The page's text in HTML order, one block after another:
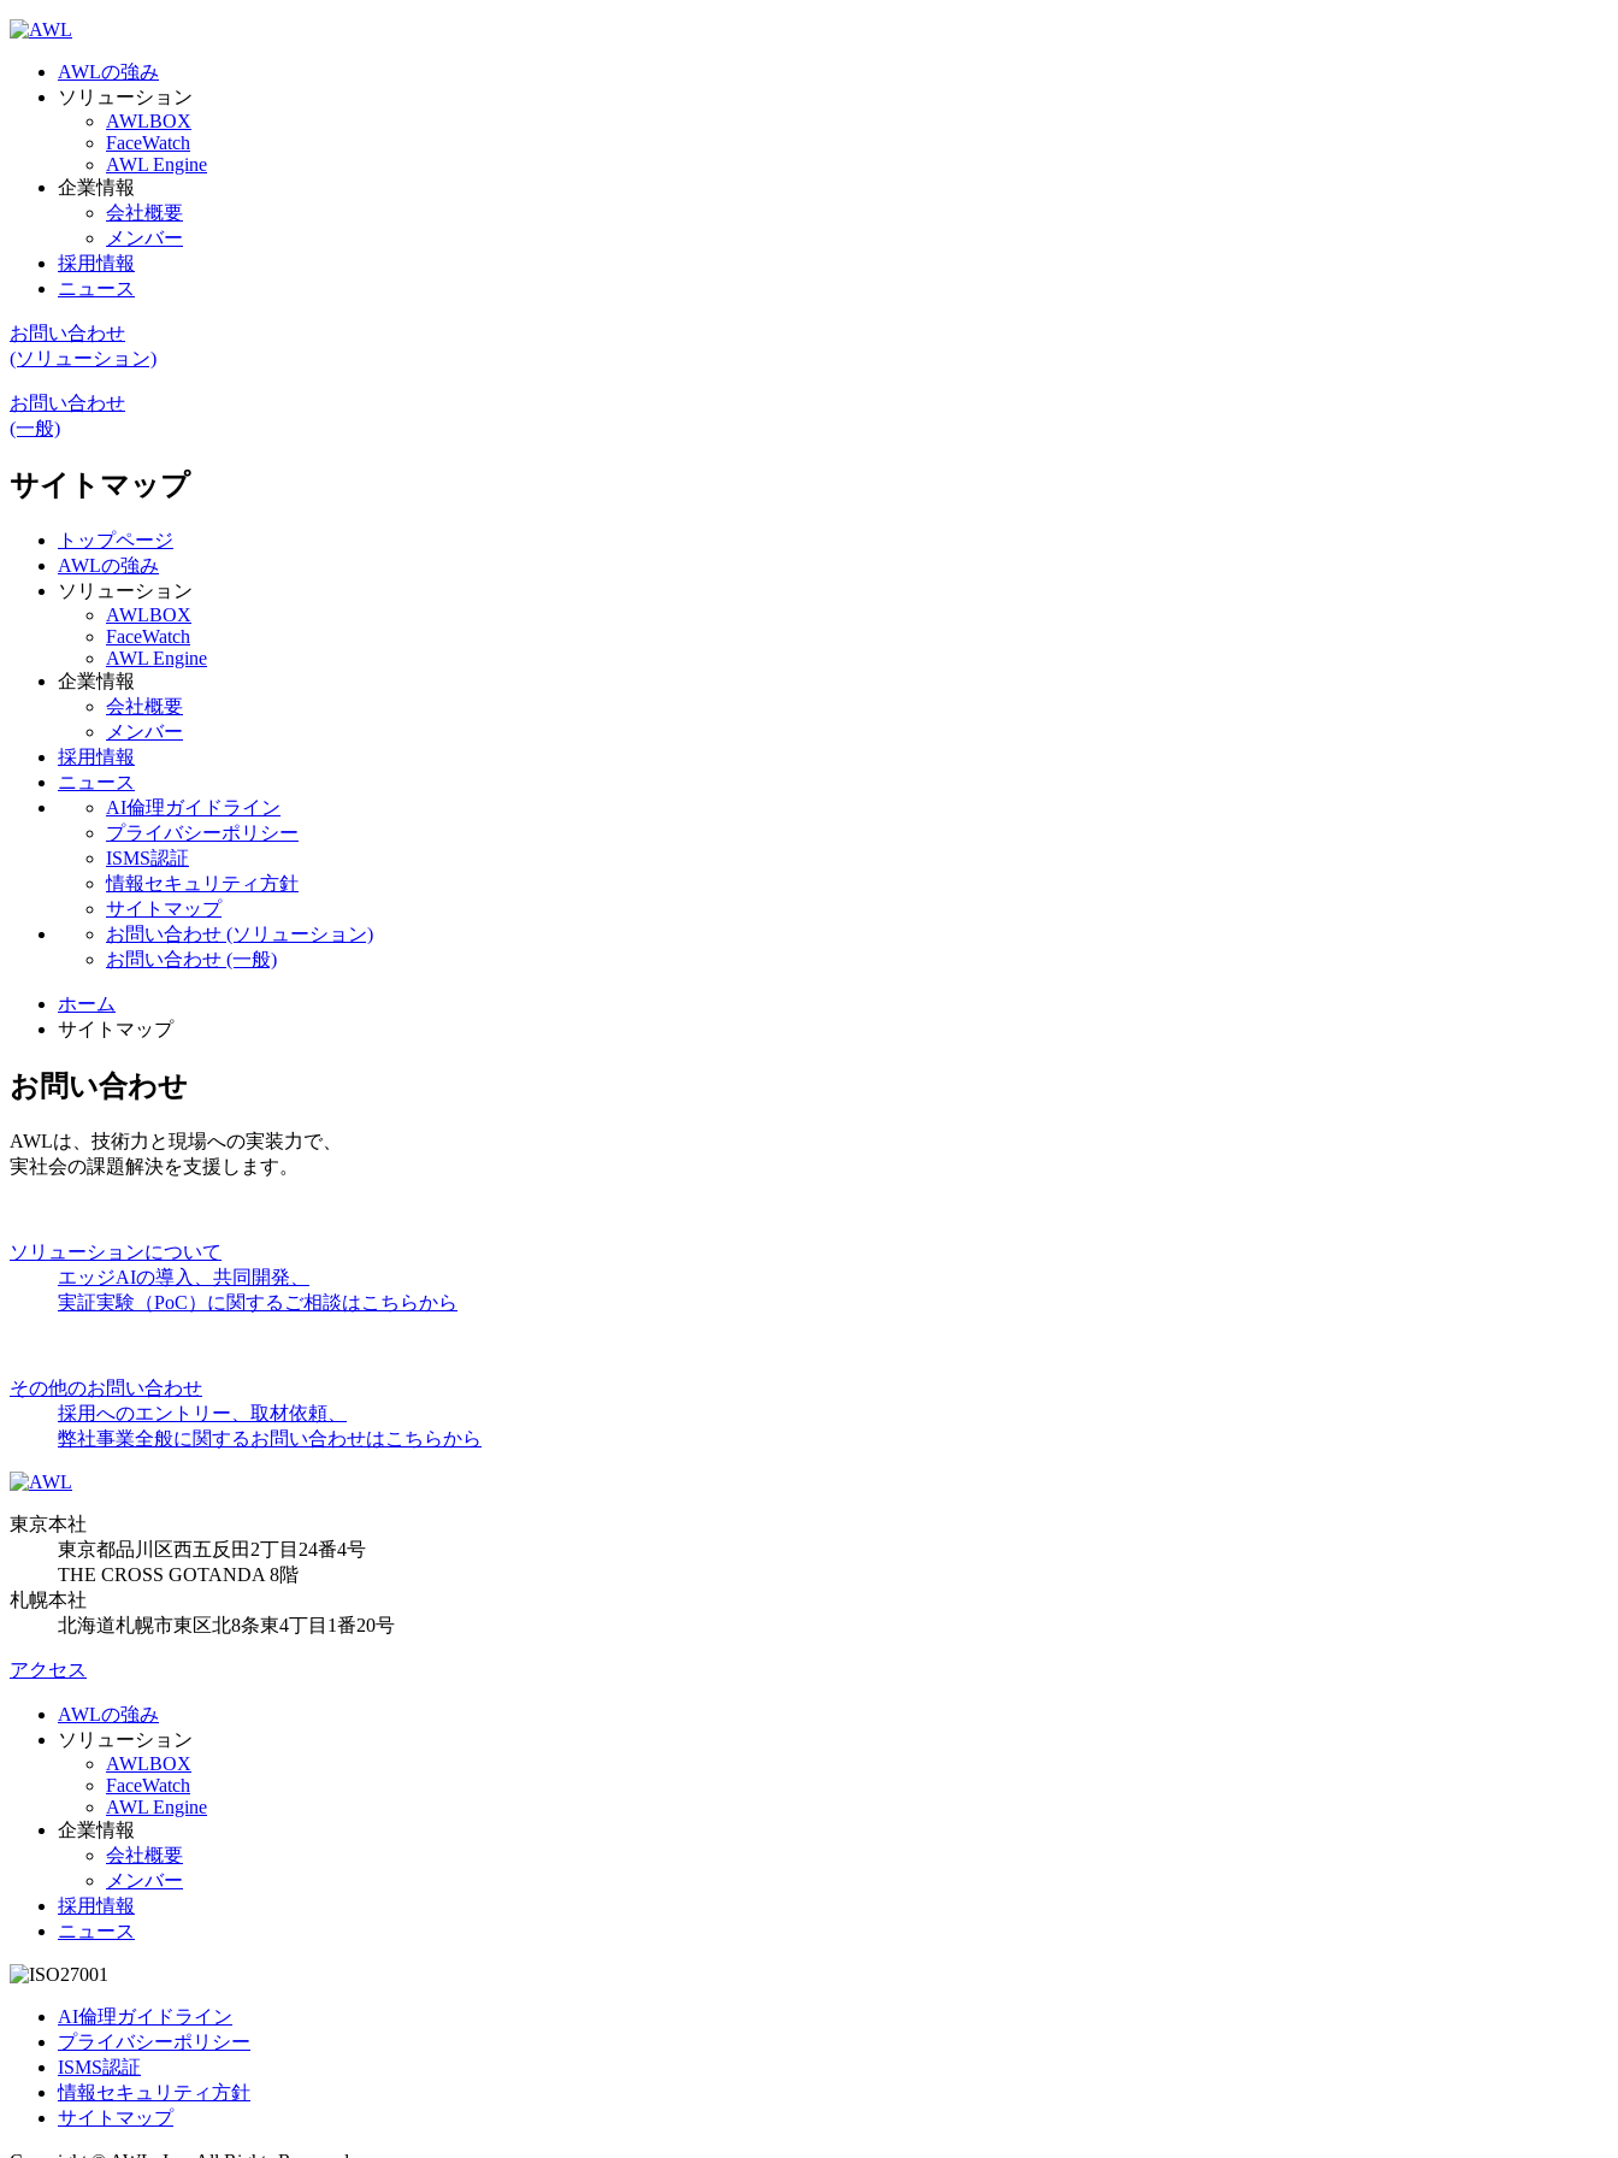
AWLの強み
ソリューション
AWLBOX
FaceWatch
AWL Engine
企業情報
会社概要
メンバー
採用情報
ニュース
お問い合わせ
(ソリューション)
お問い合わせ
(一般)
サイトマップ
トップページ
AWLの強み
ソリューション
AWLBOX
FaceWatch
AWL Engine
企業情報
会社概要
メンバー
採用情報
ニュース
AI倫理ガイドライン
プライバシーポリシー
ISMS認証
情報セキュリティ方針
サイトマップ
お問い合わせ (ソリューション)
お問い合わせ (一般)
ホーム
サイトマップ
お問い合わせ
AWLは、技術力と現場への実装力で、
実社会の課題解決を支援します。
ソリューションについて
エッジAIの導入、共同開発、
実証実験（PoC）に関するご相談はこちらから
その他のお問い合わせ
採用へのエントリー、取材依頼、
弊社事業全般に関するお問い合わせはこちらから
東京本社
東京都品川区西五反田2丁目24番4号
THE CROSS GOTANDA 8階
札幌本社
北海道札幌市東区北8条東4丁目1番20号
アクセス
AWLの強み
ソリューション
AWLBOX
FaceWatch
AWL Engine
企業情報
会社概要
メンバー
採用情報
ニュース
AI倫理ガイドライン
プライバシーポリシー
ISMS認証
情報セキュリティ方針
サイトマップ